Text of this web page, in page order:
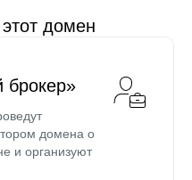
домен
брокер»
домена о
и организуют